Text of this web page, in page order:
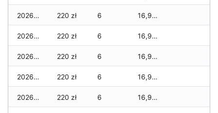
2026-04-13 220 zł 6 16,900 zł
2026-04-12 220 zł 6 16,900 zł
2026-04-11 220 zł 6 16,900 zł
2026-04-10 220 zł 6 16,900 zł
2026-04-09 220 zł 6 16,900 zł